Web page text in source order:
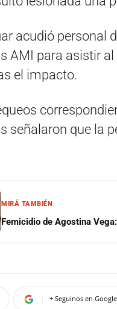
acudió personal
AMI para asistir
el impacto.
señalaron que la
MIRÁ TAMBIÉN
Femicidio de Agostina
+ Seguinos en Google